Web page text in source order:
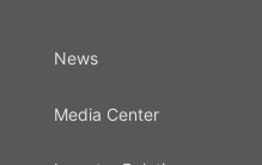
News
Media Center